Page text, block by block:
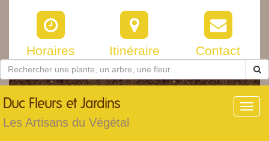
Horaires Itinéraire Contact
Duc Fleurs et Jardins
Les Artisans du Végétal